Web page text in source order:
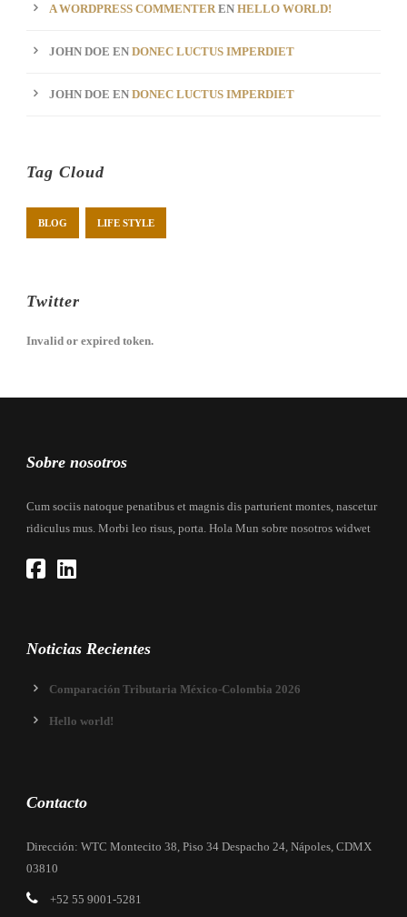
A WORDPRESS COMMENTER EN HELLO WORLD!
JOHN DOE EN DONEC LUCTUS IMPERDIET
JOHN DOE EN DONEC LUCTUS IMPERDIET
Tag Cloud
BLOG LIFE STYLE
Twitter
Invalid or expired token.
Sobre nosotros
Cum sociis natoque penatibus et magnis dis parturient montes, nascetur
ridiculus mus. Morbi leo risus, porta. Hola Mun sobre nosotros widwet
Noticias Recientes
Comparación Tributaria México-Colombia 2026
Hello world!
Contacto
Dirección: WTC Montecito 38, Piso 34 Despacho 24, Nápoles, CDMX
03810
+52 55 9001-5281